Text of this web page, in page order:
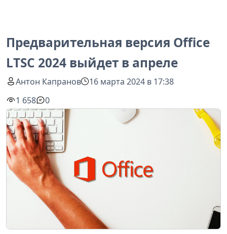
Предварительная версия Office
LTSC 2024 выйдет в апреле
Антон Капранов
16 марта 2024 в 17:38
1 658
0